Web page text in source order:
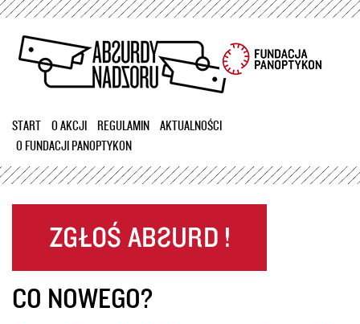
Przejdź
treści
START O AKCJI REGULAMIN
AKTUALNOŚCI
O FUNDACJI PANOPTYKON
CO NOWEGO?